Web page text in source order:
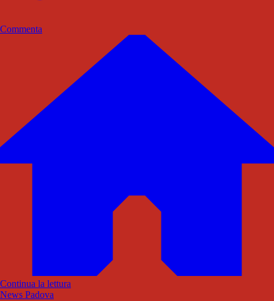
Commenta
Continua la lettura
News Padova